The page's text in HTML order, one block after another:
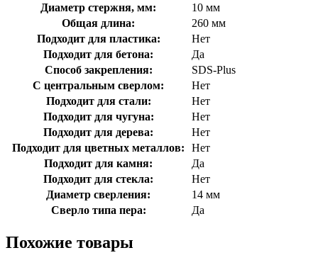
Диаметр стержня, мм:
10 мм
Общая длина:
260 мм
Подходит для пластика:
Нет
Подходит для бетона:
Да
Способ закрепления:
SDS-Plus
С центральным сверлом:
Нет
Подходит для стали:
Нет
Подходит для чугуна:
Нет
Подходит для дерева:
Нет
Подходит для цветных металлов:
Нет
Подходит для камня:
Да
Подходит для стекла:
Нет
Диаметр сверления:
14 мм
Сверло типа пера:
Да
Похожие товары